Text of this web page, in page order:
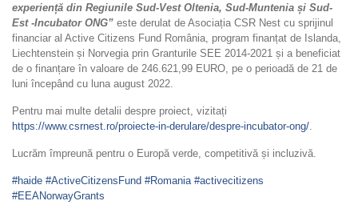
experiență din Regiunile Sud-Vest Oltenia, Sud-Muntenia și Sud-
Est -Incubator ONG” este derulat de Asociația CSR Nest cu sprijinul
financiar al Active Citizens Fund România, program finanțat de Islanda,
Liechtenstein și Norvegia prin Granturile SEE 2014-2021 și a beneficiat
de o finanțare în valoare de 246.621,99 EURO, pe o perioadă de 21 de
luni începând cu luna august 2022.
Pentru mai multe detalii despre proiect, vizitați
https://www.csrnest.ro/proiecte-in-derulare/despre-incubator-ong/.
Lucrăm împreună pentru o Europă verde, competitivă și incluzivă.
#haide #ActiveCitizensFund #Romania #activecitizens
#EEANorwayGrants